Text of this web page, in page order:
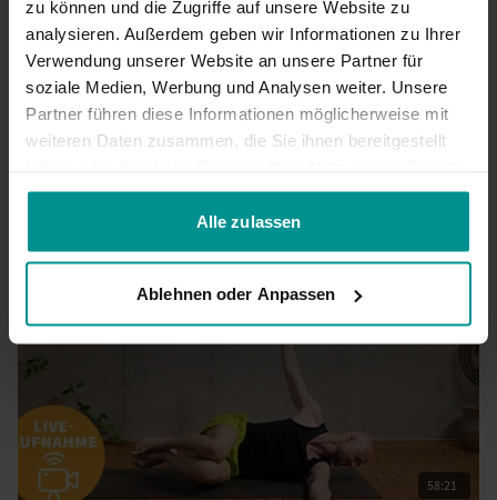
zu können und die Zugriffe auf unsere Website zu
analysieren. Außerdem geben wir Informationen zu Ihrer
Verwendung unserer Website an unsere Partner für
soziale Medien, Werbung und Analysen weiter. Unsere
Partner führen diese Informationen möglicherweise mit
weiteren Daten zusammen, die Sie ihnen bereitgestellt
gesammelt haben.
Alle zulassen
Ablehnen oder Anpassen
Danke für diese Einheit und danke, dass die Anfangs - und
Schlussworte übersetzt werden.
0
Mehr laden
58:21